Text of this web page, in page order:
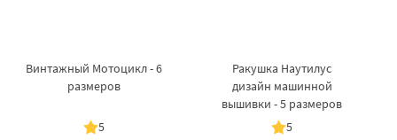
Винтажный Мотоцикл - 6
размеров
5
Ракушка Наутилус
дизайн машинной
вышивки - 5 размеров
5